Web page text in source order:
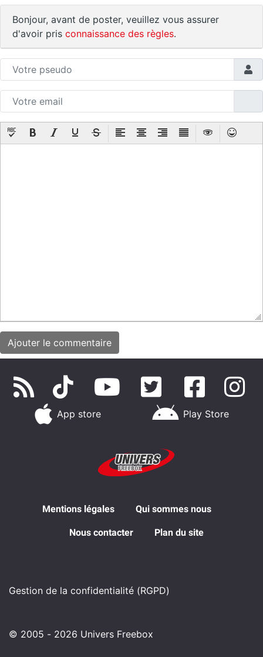
Bonjour, avant de poster, veuillez vous assurer
d'avoir pris connaissance des règles.
App store Play Store
Mentions légales Qui sommes nous
Nous contacter Plan du site
Gestion de la confidentialité (RGPD)
© 2005 - 2026 Univers Freebox